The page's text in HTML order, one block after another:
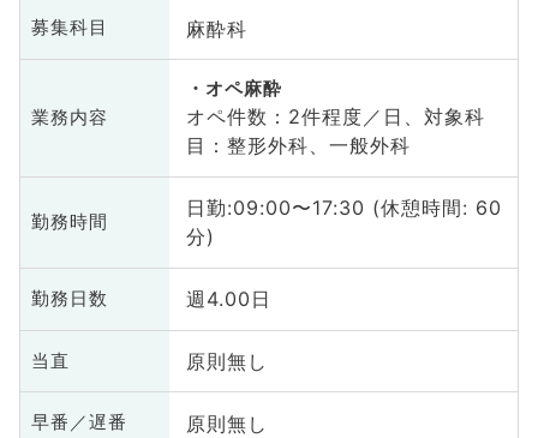
募集科目 麻酔科
業務内容
オペ麻酔
オペ件数：2件程度／日、対象科
目：整形外科、一般外科
勤務時間
日勤:09:00〜17:30 (休憩時間: 60
分)
勤務日数 週4.00日
当直 原則無し
早番／遅番 原則無し